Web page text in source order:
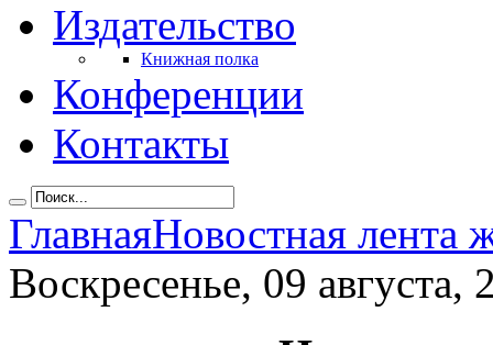
Издательство
Книжная полка
Конференции
Контакты
ГлавнаяНовостная лента
Воскресенье, 09 августа,